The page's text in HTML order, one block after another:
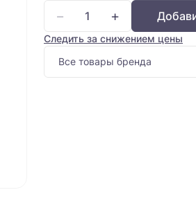
− +
Следить за снижением цены
Все товары бренда